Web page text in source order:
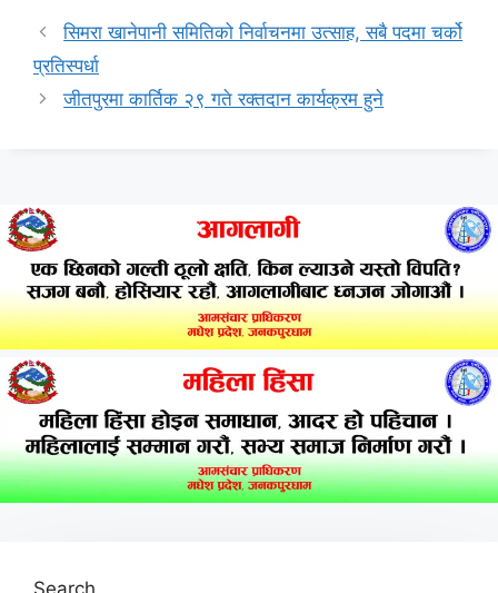
सिमरा खानेपानी समितिको निर्वाचनमा उत्साह, सबै पदमा चर्को
प्रतिस्पर्धा
जीतपुरमा कार्तिक २९ गते रक्तदान कार्यक्रम हुने
Search